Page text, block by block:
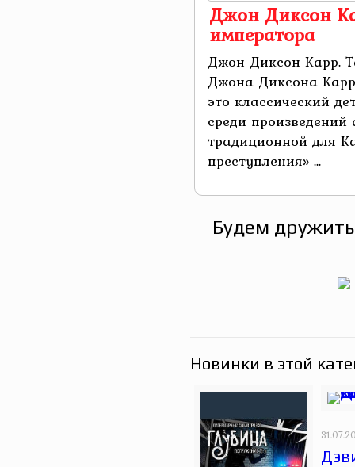
Джон Диксон
императора
Джон Диксон Карр.
Джона Диксона
это классический
среди
традиционной для
преступления» ...
Будем
Новинки в этой